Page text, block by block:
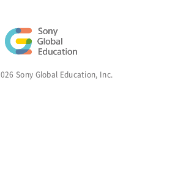
Sony Global Education, Inc.